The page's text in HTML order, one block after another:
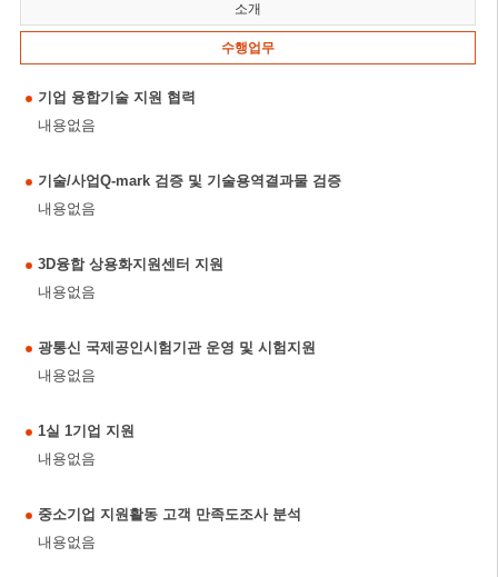
소개
수행업무
기업 융합기술 지원 협력
내용없음
기술/사업Q-mark 검증 및 기술용역결과물 검증
내용없음
3D융합 상용화지원센터 지원
내용없음
광통신 국제공인시험기관 운영 및 시험지원
내용없음
1실 1기업 지원
내용없음
중소기업 지원활동 고객 만족도조사 분석
내용없음